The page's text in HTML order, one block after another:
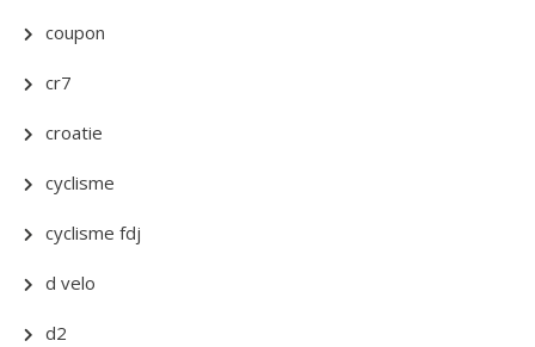
coupon
cr7
croatie
cyclisme
cyclisme fdj
d velo
d2